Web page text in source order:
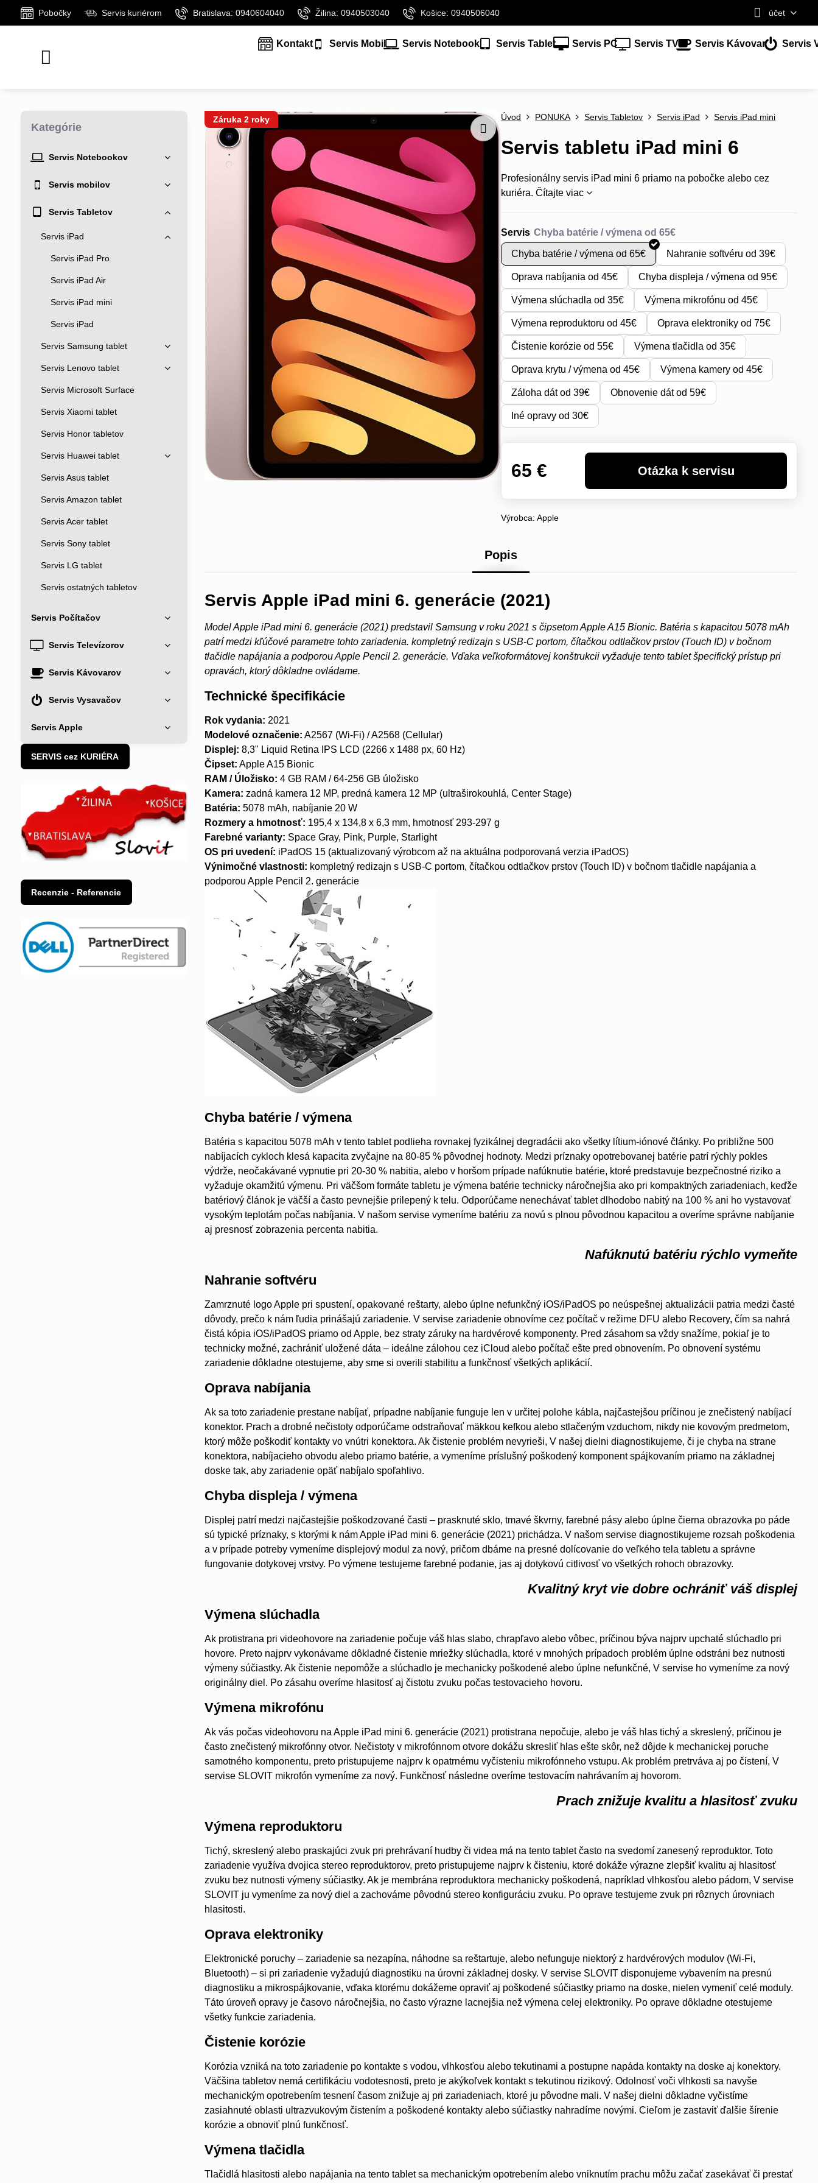
Pobočky Servis kuriérom Bratislava: 0940604040 Žilina: 0940503040 Košice: 0940506040 účet
Kontakt Servis Mobil Servis Notebook Servis Tablet Servis PC Servis TV Servis Kávovar Servis
Záruka 2 roky Úvod PONUKA Servis Tabletov Servis iPad Servis iPad mini
Servis tabletu iPad mini 6
Profesionálny servis iPad mini 6 priamo na pobočke alebo cez
kuriéra.Čítajte viac
Servis
Chyba batérie / výmena od 65€ Nahranie softvéru od 39€
Oprava nabíjania od 45€ Chyba displeja / výmena od 95€
Výmena slúchadla od 35€ Výmena mikrofónu od 45€
Výmena reproduktoru od 45€ Oprava elektroniky od 75€
Čistenie korózie od 55€ Výmena tlačidla od 35€
Oprava krytu / výmena od 45€ Výmena kamery od 45€
Záloha dát od 39€ Obnovenie dát od 59€
Iné opravy od 30€
65 €
Výrobca:Apple
Popis
Servis Apple iPad mini 6. generácie (2021)
Model Apple iPad mini 6. generácie (2021) predstavil Samsung v roku 2021 s čipsetom Apple A15 Bionic. Batéria s kapacitou 5078 mAh
patrí medzi kľúčové parametre tohto zariadenia. kompletný redizajn s USB-C portom, čítačkou odtlačkov prstov (Touch ID) v bočnom
tlačidle napájania a podporou Apple Pencil 2. generácie. Vďaka veľkoformátovej konštrukcii vyžaduje tento tablet špecifický prístup pri
opravách, ktorý dôkladne ovládame.
Technické špecifikácie
Rok vydania: 2021
Modelové označenie: A2567 (Wi-Fi) / A2568 (Cellular)
Displej: 8,3" Liquid Retina IPS LCD (2266 x 1488 px, 60 Hz)
Čipset: Apple A15 Bionic
RAM / Úložisko: 4 GB RAM / 64-256 GB úložisko
Kamera: zadná kamera 12 MP, predná kamera 12 MP (ultraširokouhlá, Center Stage)
Batéria: 5078 mAh, nabíjanie 20 W
Rozmery a hmotnosť: 195,4 x 134,8 x 6,3 mm, hmotnosť 293-297 g
Farebné varianty: Space Gray, Pink, Purple, Starlight
OS pri uvedení: iPadOS 15 (aktualizovaný výrobcom až na aktuálna podporovaná verzia iPadOS)
Výnimočné vlastnosti: kompletný redizajn s USB-C portom, čítačkou odtlačkov prstov (Touch ID) v bočnom tlačidle napájania a
podporou Apple Pencil 2. generácie
Chyba batérie / výmena
Batéria s kapacitou 5078 mAh v tento tablet podlieha rovnakej fyzikálnej degradácii ako všetky lítium-iónové články. Po približne 500
nabíjacích cykloch klesá kapacita zvyčajne na 80-85 % pôvodnej hodnoty. Medzi príznaky opotrebovanej batérie patrí rýchly pokles
výdrže, neočakávané vypnutie pri 20-30 % nabitia, alebo v horšom prípade nafúknutie batérie, ktoré predstavuje bezpečnostné riziko a
vyžaduje okamžitú výmenu. Pri väčšom formáte tabletu je výmena batérie technicky náročnejšia ako pri kompaktných zariadeniach, keďže
batériový článok je väčší a často pevnejšie prilepený k telu. Odporúčame nenechávať tablet dlhodobo nabitý na 100 % ani ho vystavovať
vysokým teplotám počas nabíjania. V našom servise vymeníme batériu za novú s plnou pôvodnou kapacitou a overíme správne nabíjanie
aj presnosť zobrazenia percenta nabitia.
Nafúknutú batériu rýchlo vymeňte
Nahranie softvéru
Zamrznuté logo Apple pri spustení, opakované reštarty, alebo úplne nefunkčný iOS/iPadOS po neúspešnej aktualizácii patria medzi časté
dôvody, prečo k nám ľudia prinášajú zariadenie. V servise zariadenie obnovíme cez počítač v režime DFU alebo Recovery, čím sa nahrá
čistá kópia iOS/iPadOS priamo od Apple, bez straty záruky na hardvérové komponenty. Pred zásahom sa vždy snažíme, pokiaľ je to
technicky možné, zachrániť uložené dáta – ideálne zálohou cez iCloud alebo počítač ešte pred obnovením. Po obnovení systému
zariadenie dôkladne otestujeme, aby sme si overili stabilitu a funkčnosť všetkých aplikácií.
Oprava nabíjania
Ak sa toto zariadenie prestane nabíjať, prípadne nabíjanie funguje len v určitej polohe kábla, najčastejšou príčinou je znečistený nabíjací
konektor. Prach a drobné nečistoty odporúčame odstraňovať mäkkou kefkou alebo stlačeným vzduchom, nikdy nie kovovým predmetom,
ktorý môže poškodiť kontakty vo vnútri konektora. Ak čistenie problém nevyrieši, V našej dielni diagnostikujeme, či je chyba na strane
konektora, nabíjacieho obvodu alebo priamo batérie, a vymeníme príslušný poškodený komponent spájkovaním priamo na základnej
doske tak, aby zariadenie opäť nabíjalo spoľahlivo.
Chyba displeja / výmena
Displej patrí medzi najčastejšie poškodzované časti – prasknuté sklo, tmavé škvrny, farebné pásy alebo úplne čierna obrazovka po páde
sú typické príznaky, s ktorými k nám Apple iPad mini 6. generácie (2021) prichádza. V našom servise diagnostikujeme rozsah poškodenia
a v prípade potreby vymeníme displejový modul za nový, pričom dbáme na presné dolícovanie do veľkého tela tabletu a správne
fungovanie dotykovej vrstvy. Po výmene testujeme farebné podanie, jas aj dotykovú citlivosť vo všetkých rohoch obrazovky.
Kvalitný kryt vie dobre ochrániť váš displej
Výmena slúchadla
Ak protistrana pri videohovore na zariadenie počuje váš hlas slabo, chrapľavo alebo vôbec, príčinou býva najprv upchaté slúchadlo pri
hovore. Preto najprv vykonávame dôkladné čistenie mriežky slúchadla, ktoré v mnohých prípadoch problém úplne odstráni bez nutnosti
výmeny súčiastky. Ak čistenie nepomôže a slúchadlo je mechanicky poškodené alebo úplne nefunkčné, V servise ho vymeníme za nový
originálny diel. Po zásahu overíme hlasitosť aj čistotu zvuku počas testovacieho hovoru.
Výmena mikrofónu
Ak vás počas videohovoru na Apple iPad mini 6. generácie (2021) protistrana nepočuje, alebo je váš hlas tichý a skreslený, príčinou je
často znečistený mikrofónny otvor. Nečistoty v mikrofónnom otvore dokážu skresliť hlas ešte skôr, než dôjde k mechanickej poruche
samotného komponentu, preto pristupujeme najprv k opatrnému vyčisteniu mikrofónneho vstupu. Ak problém pretrváva aj po čistení, V
servise SLOVIT mikrofón vymeníme za nový. Funkčnosť následne overíme testovacím nahrávaním aj hovorom.
Prach znižuje kvalitu a hlasitosť zvuku
Výmena reproduktoru
Tichý, skreslený alebo praskajúci zvuk pri prehrávaní hudby či videa má na tento tablet často na svedomí zanesený reproduktor. Toto
zariadenie využíva dvojica stereo reproduktorov, preto pristupujeme najprv k čisteniu, ktoré dokáže výrazne zlepšiť kvalitu aj hlasitosť
zvuku bez nutnosti výmeny súčiastky. Ak je membrána reproduktora mechanicky poškodená, napríklad vlhkosťou alebo pádom, V servise
SLOVIT ju vymeníme za nový diel a zachováme pôvodnú stereo konfiguráciu zvuku. Po oprave testujeme zvuk pri rôznych úrovniach
hlasitosti.
Oprava elektroniky
Elektronické poruchy – zariadenie sa nezapína, náhodne sa reštartuje, alebo nefunguje niektorý z hardvérových modulov (Wi-Fi,
Bluetooth) – si pri zariadenie vyžadujú diagnostiku na úrovni základnej dosky. V servise SLOVIT disponujeme vybavením na presnú
diagnostiku a mikrospájkovanie, vďaka ktorému dokážeme opraviť aj poškodené súčiastky priamo na doske, nielen vymeniť celé moduly.
Táto úroveň opravy je časovo náročnejšia, no často výrazne lacnejšia než výmena celej elektroniky. Po oprave dôkladne otestujeme
všetky funkcie zariadenia.
Čistenie korózie
Korózia vzniká na toto zariadenie po kontakte s vodou, vlhkosťou alebo tekutinami a postupne napáda kontakty na doske aj konektory.
Väčšina tabletov nemá certifikáciu vodotesnosti, preto je akýkoľvek kontakt s tekutinou rizikový. Odolnosť voči vlhkosti sa navyše
mechanickým opotrebením tesnení časom znižuje aj pri zariadeniach, ktoré ju pôvodne mali. V našej dielni dôkladne vyčistíme
zasiahnuté oblasti ultrazvukovým čistením a poškodené kontakty alebo súčiastky nahradíme novými. Cieľom je zastaviť ďalšie šírenie
korózie a obnoviť plnú funkčnosť.
Výmena tlačidla
Tlačidlá hlasitosti alebo napájania na tento tablet sa mechanickým opotrebením alebo vniknutím prachu môžu začať zasekávať či prestať
Kategórie
Servis Notebookov
Servis mobilov
Servis Tabletov
Servis iPad
Servis iPad Pro
Servis iPad Air
Servis iPad mini
Servis iPad
Servis Samsung tablet
Servis Lenovo tablet
Servis Microsoft Surface
Servis Xiaomi tablet
Servis Honor tabletov
Servis Huawei tablet
Servis Asus tablet
Servis Amazon tablet
Servis Acer tablet
Servis Sony tablet
Servis LG tablet
Servis ostatných tabletov
Servis Počítačov
Servis Televízorov
Servis Kávovarov
Servis Vysavačov
Servis Apple
SERVIS cez KURIÉRA
Recenzie - Referencie